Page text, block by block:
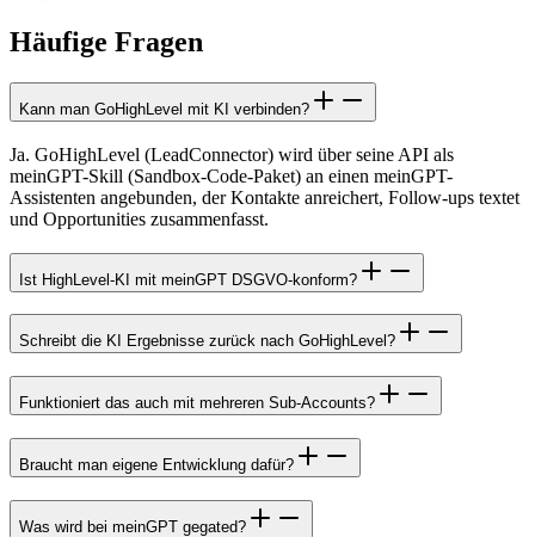
Häufige Fragen
Kann man GoHighLevel mit KI verbinden?
Ja. GoHighLevel (LeadConnector) wird über seine API als
meinGPT-Skill (Sandbox-Code-Paket) an einen meinGPT-
Assistenten angebunden, der Kontakte anreichert, Follow-ups textet
und Opportunities zusammenfasst.
Ist HighLevel-KI mit meinGPT DSGVO-konform?
Schreibt die KI Ergebnisse zurück nach GoHighLevel?
Funktioniert das auch mit mehreren Sub-Accounts?
Braucht man eigene Entwicklung dafür?
Was wird bei meinGPT gegated?